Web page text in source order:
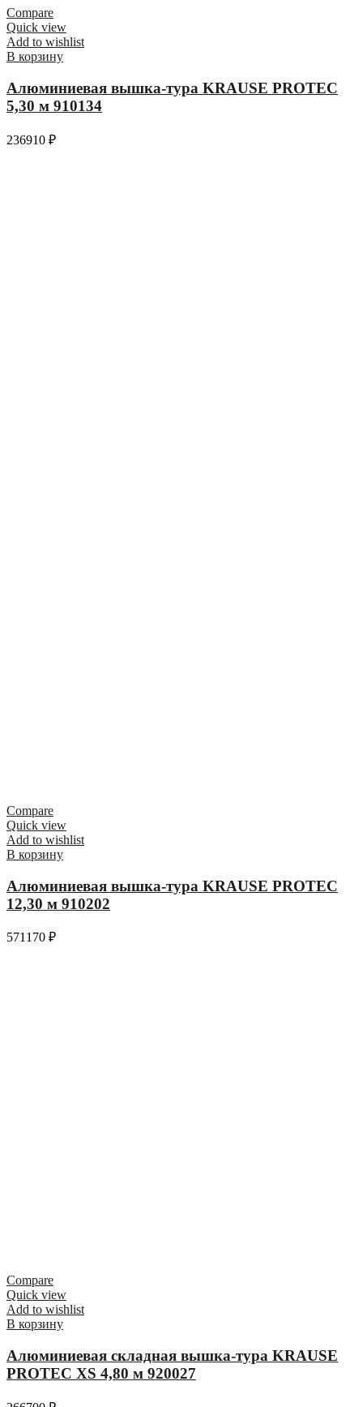
Compare
Quick view
Add to wishlist
В корзину
Алюминиевая вышка-тура KRAUSE PROTEC
5,30 м 910134
236910 ₽
Compare
Quick view
Add to wishlist
В корзину
Алюминиевая вышка-тура KRAUSE PROTEC
12,30 м 910202
571170 ₽
Compare
Quick view
Add to wishlist
В корзину
Алюминиевая складная вышка-тура KRAUSE
PROTEC XS 4,80 м 920027